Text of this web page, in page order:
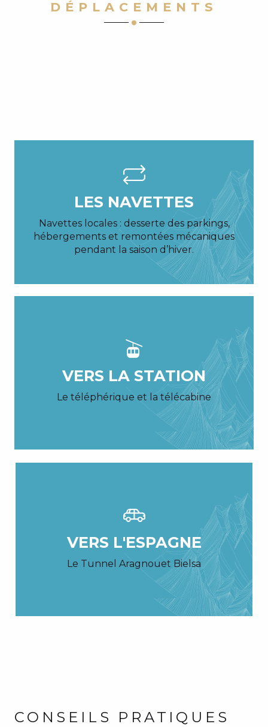
DÉPLACEMENTS
LES NAVETTES
Navettes locales : desserte des parkings,
hébergements et remontées mécaniques
pendant la saison d’hiver.
VERS LA STATION
Le téléphérique et la télécabine
VERS L'ESPAGNE
Le Tunnel Aragnouet Bielsa
CONSEILS PRATIQUES